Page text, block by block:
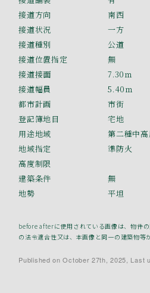
接道方向
南西
接道状況
一方
接道種別
公道
接道位置指定
無
接道接面
7.30ｍ
接道幅員
5.40ｍ
都市計画
市街
登記簿地目
宅地
用途地域
第二種中
地域指定
準防火
高度制限
建築条件
無
地勢
平坦
before afterに使用されている画像は、物件
の法令適合性又は、本画像と同一の建築物等
Published on October 27th, 2025, Last